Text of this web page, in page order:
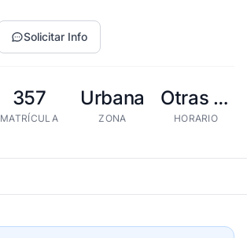
Solicitar Info
357
MATRÍCULA
Urbana
ZONA
Otras tandas
HORARIO